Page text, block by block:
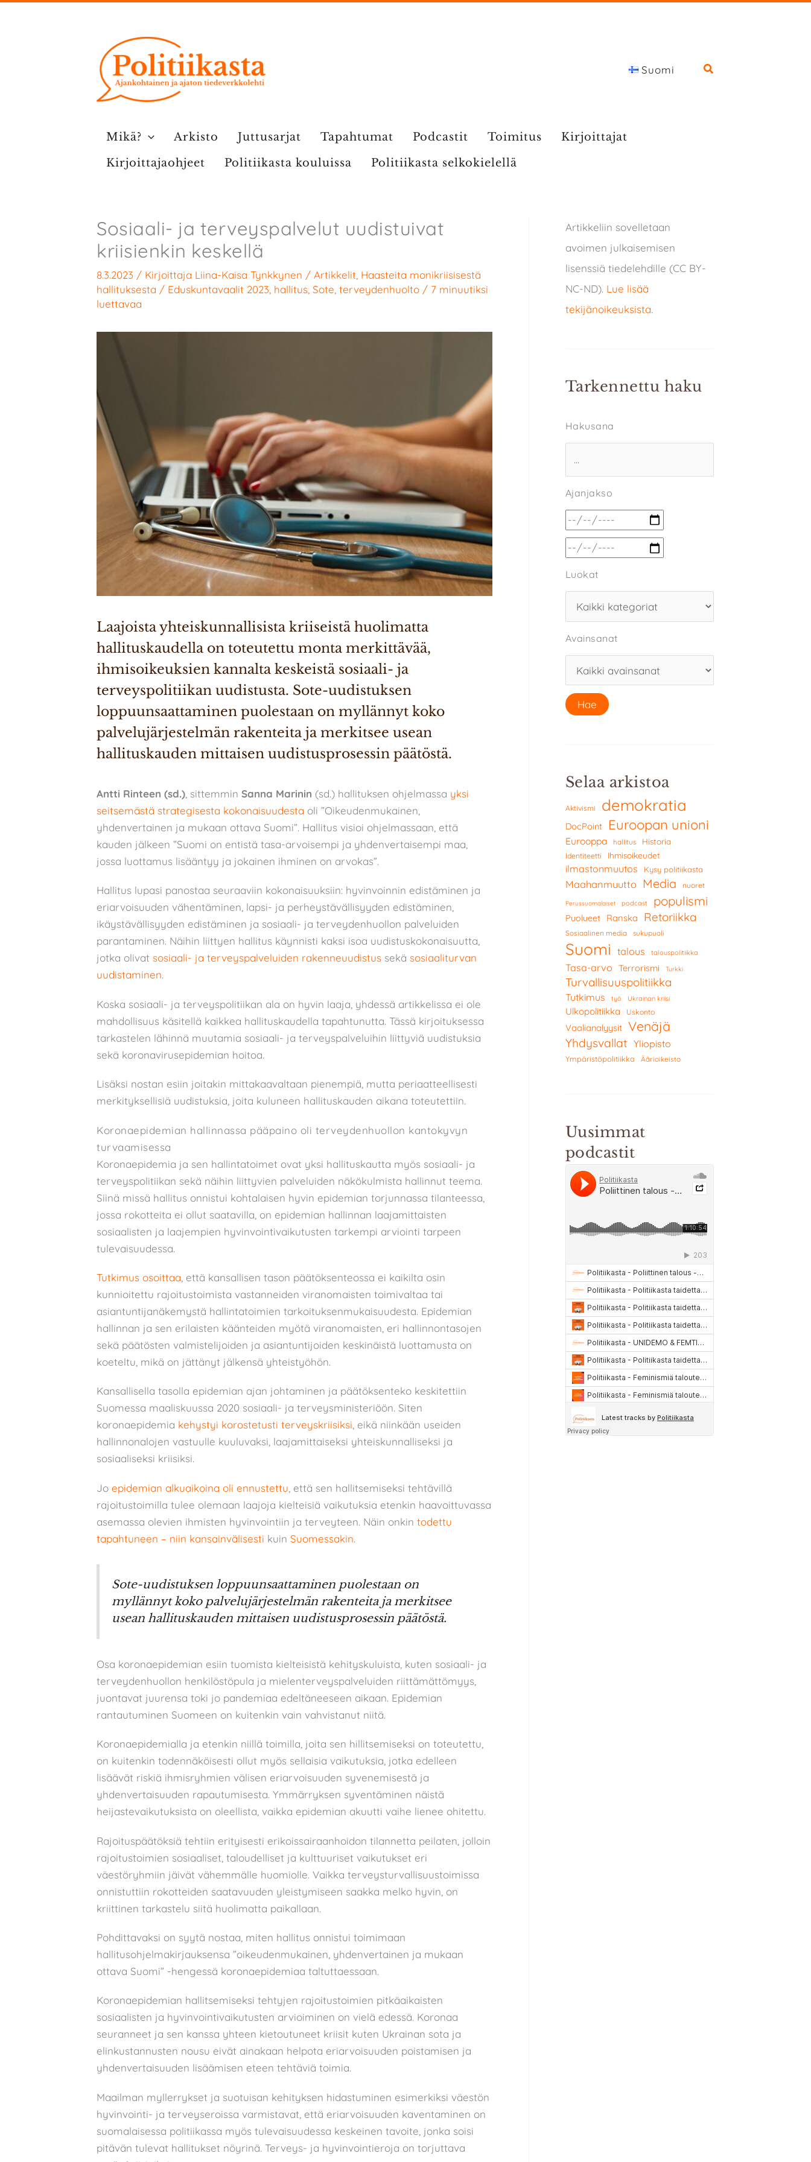
Suomi
Mikä? Arkisto Juttusarjat Tapahtumat Podcastit Toimitus
Kirjoittajat
Kirjoittajaohjeet
Politiikasta kouluissa Politiikasta selkokielellä
Sosiaali- ja terveyspalvelut uudistuivat
kriisienkin keskellä
8.3.2023 / Kirjoittaja Liina-Kaisa Tynkkynen / Artikkelit Haasteita monikriisisestä
hallituksesta / Eduskuntavaalit 2023 hallitus Sote terveydenhuolto / 7 minuutiksi
luettavaa
Laajoista yhteiskunnallisista kriiseistä huolimatta
hallituskaudella on toteutettu monta merkittävää,
ihmisoikeuksien kannalta keskeistä sosiaali- ja
terveyspolitiikan uudistusta. Sote-uudistuksen
loppuunsaattaminen puolestaan on myllännyt koko
palvelujärjestelmän rakenteita ja merkitsee usean
hallituskauden mittaisen uudistusprosessin päätöstä.
Antti Rinteen (sd.) , sittemmin Sanna Marinin (sd.) hallituksen ohjelmassa yksi
seitsemästä strategisesta kokonaisuudesta oli ”Oikeudenmukainen,
yhdenvertainen ja mukaan ottava Suomi”. Hallitus visioi ohjelmassaan, että
kauden jälkeen ”Suomi on entistä tasa-arvoisempi ja yhdenvertaisempi maa,
jossa luottamus lisääntyy ja jokainen ihminen on arvokas”.
Hallitus lupasi panostaa seuraaviin kokonaisuuksiin: hyvinvoinnin edistäminen ja
eriarvoisuuden vähentäminen, lapsi- ja perheystävällisyyden edistäminen,
ikäystävällisyyden edistäminen ja sosiaali- ja terveydenhuollon palveluiden
parantaminen. Näihin liittyen hallitus käynnisti kaksi isoa uudistuskokonaisuutta,
jotka olivat sosiaali- ja terveyspalveluiden rakenneuudistus sekä sosiaaliturvan
uudistaminen.
Koska sosiaali- ja terveyspolitiikan ala on hyvin laaja, yhdessä artikkelissa ei ole
mahdollisuus käsitellä kaikkea hallituskaudella tapahtunutta. Tässä kirjoituksessa
tarkastelen lähinnä muutamia sosiaali- ja terveyspalveluihin liittyviä uudistuksia
sekä koronavirusepidemian hoitoa.
Lisäksi nostan esiin joitakin mittakaavaltaan pienempiä, mutta periaatteellisesti
merkityksellisiä uudistuksia, joita kuluneen hallituskauden aikana toteutettiin.
Koronaepidemian hallinnassa pääpaino oli terveydenhuollon kantokyvyn
turvaamisessa
Koronaepidemia ja sen hallintatoimet ovat yksi hallituskautta myös sosiaali- ja
terveyspolitiikan sekä näihin liittyvien palveluiden näkökulmista hallinnut teema.
Siinä missä hallitus onnistui kohtalaisen hyvin epidemian torjunnassa tilanteessa,
jossa rokotteita ei ollut saatavilla, on epidemian hallinnan laajamittaisten
sosiaalisten ja laajempien hyvinvointivaikutusten tarkempi arviointi tarpeen
tulevaisuudessa.
Tutkimus osoittaa , että kansallisen tason päätöksenteossa ei kaikilta osin
kunnioitettu rajoitustoimista vastanneiden viranomaisten toimivaltaa tai
asiantuntijanäkemystä hallintatoimien tarkoituksenmukaisuudesta. Epidemian
hallinnan ja sen erilaisten käänteiden myötä viranomaisten, eri hallinnontasojen
sekä päätösten valmistelijoiden ja asiantuntijoiden keskinäistä luottamusta on
koeteltu, mikä on jättänyt jälkensä yhteistyöhön.
Kansallisella tasolla epidemian ajan johtaminen ja päätöksenteko keskitettiin
Suomessa maaliskuussa 2020 sosiaali- ja terveysministeriöön. Siten
koronaepidemia kehystyi korostetusti terveyskriisiksi, eikä niinkään useiden
hallinnonalojen vastuulle kuuluvaksi, laajamittaiseksi yhteiskunnalliseksi ja
sosiaaliseksi kriisiksi.
Jo epidemian alkuaikoina oli ennustettu , että sen hallitsemiseksi tehtävillä
rajoitustoimilla tulee olemaan laajoja kielteisiä vaikutuksia etenkin haavoittuvassa
asemassa olevien ihmisten hyvinvointiin ja terveyteen. Näin onkin todettu
tapahtuneen – niin kansainvälisesti kuin Suomessakin.
Sote-uudistuksen loppuunsaattaminen puolestaan on
myllännyt koko palvelujärjestelmän rakenteita ja merkitsee
usean hallituskauden mittaisen uudistusprosessin päätöstä.
Osa koronaepidemian esiin tuomista kielteisistä kehityskuluista, kuten sosiaali- ja
terveydenhuollon henkilöstöpula ja mielenterveyspalveluiden riittämättömyys,
juontavat juurensa toki jo pandemiaa edeltäneeseen aikaan. Epidemian
rantautuminen Suomeen on kuitenkin vain vahvistanut niitä.
Koronaepidemialla ja etenkin niillä toimilla, joita sen hillitsemiseksi on toteutettu,
on kuitenkin todennäköisesti ollut myös sellaisia vaikutuksia, jotka edelleen
lisäävät riskiä ihmisryhmien välisen eriarvoisuuden syvenemisestä ja
yhdenvertaisuuden rapautumisesta. Ymmärryksen syventäminen näistä
heijastevaikutuksista on oleellista, vaikka epidemian akuutti vaihe lienee ohitettu.
Rajoituspäätöksiä tehtiin erityisesti erikoissairaanhoidon tilannetta peilaten, jolloin
rajoitustoimien sosiaaliset, taloudelliset ja kulttuuriset vaikutukset eri
väestöryhmiin jäivät vähemmälle huomiolle. Vaikka terveysturvallisuustoimissa
onnistuttiin rokotteiden saatavuuden yleistymiseen saakka melko hyvin, on
kriittinen tarkastelu siitä huolimatta paikallaan.
Pohdittavaksi on syytä nostaa, miten hallitus onnistui toimimaan
hallitusohjelmakirjauksensa ”oikeudenmukainen, yhdenvertainen ja mukaan
ottava Suomi” -hengessä koronaepidemiaa taltuttaessaan.
Koronaepidemian hallitsemiseksi tehtyjen rajoitustoimien pitkäaikaisten
sosiaalisten ja hyvinvointivaikutusten arvioiminen on vielä edessä. Koronaa
seuranneet ja sen kanssa yhteen kietoutuneet kriisit kuten Ukrainan sota ja
elinkustannusten nousu eivät ainakaan helpota eriarvoisuuden poistamisen ja
yhdenvertaisuuden lisäämisen eteen tehtäviä toimia.
Maailman myllerrykset ja suotuisan kehityksen hidastuminen esimerkiksi väestön
hyvinvointi- ja terveyseroissa varmistavat, että eriarvoisuuden kaventaminen on
suomalaisessa politiikassa myös tulevaisuudessa keskeinen tavoite, jonka soisi
pitävän tulevat hallitukset nöyrinä. Terveys- ja hyvinvointieroja on torjuttava
Artikkeliin sovelletaan
avoimen julkaisemisen
lisenssiä tiedelehdille (CC BY-
NC-ND). Lue lisää
tekijänoikeuksista.
Tarkennettu haku
Hakusana
Ajanjakso
Luokat
Avainsanat
Selaa arkistoa
Aktivismi demokratia
DocPoint Euroopan unioni
Eurooppa hallitus Historia
Identiteetti Ihmisoikeudet
ilmastonmuutos Kysy politiikasta
Maahanmuutto Media nuoret
Perussuomalaiset podcast populismi
Puolueet Ranska Retoriikka
Sosiaalinen media sukupuoli
Suomi talous talouspolitiikka
Tasa-arvo Terrorismi Turkki
Turvallisuuspolitiikka
Tutkimus työ Ukrainan kriisi
Ulkopolitiikka Uskonto
Vaalianalyysit Venäjä
Yhdysvallat Yliopisto
Ympäristöpolitiikka Äärioikeisto
Uusimmat
podcastit